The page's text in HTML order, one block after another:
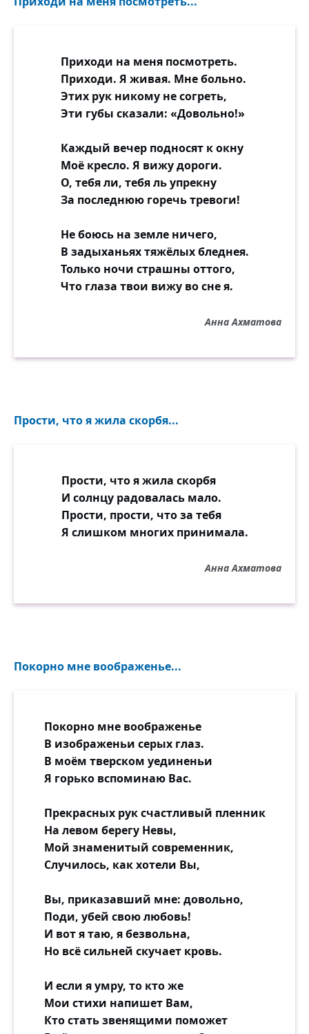
Приходи на меня посмотреть.
Приходи. Я живая. Мне больно.
Этих рук никому не согреть,
Эти губы сказали: «Довольно!»
Каждый вечер подносят к окну
Моё кресло. Я вижу дороги.
О, тебя ли, тебя ль упрекну
За последнюю горечь тревоги!
Не боюсь на земле ничего,
В задыханьях тяжёлых бледнея.
Только ночи страшны оттого,
Что глаза твои вижу во сне я.
Анна Ахматова
Прости, что я жила скорбя...
Прости, что я жила скорбя
И солнцу радовалась мало.
Прости, прости, что за тебя
Я слишком многих принимала.
Анна Ахматова
Покорно мне воображенье...
Покорно мне воображенье
В изображеньи серых глаз.
В моём тверском уединеньи
Я горько вспоминаю Вас.
Прекрасных рук счастливый пленник
На левом берегу Невы,
Мой знаменитый современник,
Случилось, как хотели Вы,
Вы, приказавший мне: довольно,
Поди, убей свою любовь!
И вот я таю, я безвольна,
Но всё сильней скучает кровь.
И если я умру, то кто же
Мои стихи напишет Вам,
Кто стать звенящими поможет